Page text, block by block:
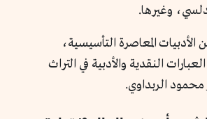
وغيرها.
المعاصرة التأسيسية،
النقدية والأدبية في التراث
محمود الربداوي.